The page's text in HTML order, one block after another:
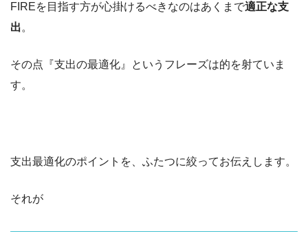
FIREを目指す方が心掛けるべきなのはあくまで適正な支
出。
その点『支出の最適化』というフレーズは的を射ていま
す。
支出最適化のポイントを、ふたつに絞ってお伝えします。
それが